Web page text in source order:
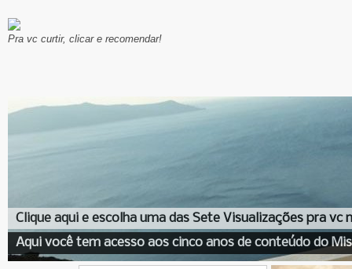
Pra vc curtir, clicar e recomendar!
Clique aqui e escolha uma das Sete Visualizações pra vc
Aqui você tem acesso aos cinco anos de conteúdo do